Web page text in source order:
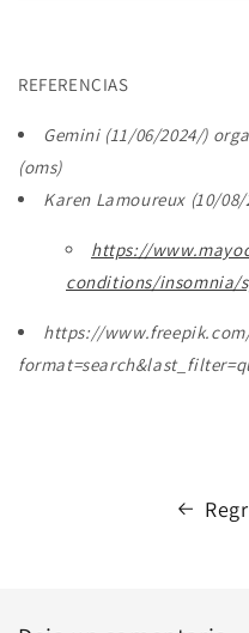
REFERENCIAS
Gemini (11/06/2024/)
(oms)
Karen Lamoureux (10/
https://
conditions/insomnia/
https://